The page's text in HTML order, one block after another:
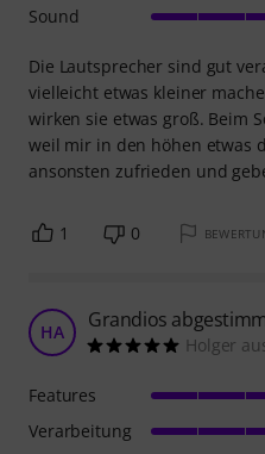
Die Lautsprecher sind gut
vielleicht etwas kleiner
wirken sie etwas groß. Beim
weil mir in den höhen etwas
ansonsten zufrieden und
Sound
1 0
HA Grandios
Holger
Features
Verarbeitung